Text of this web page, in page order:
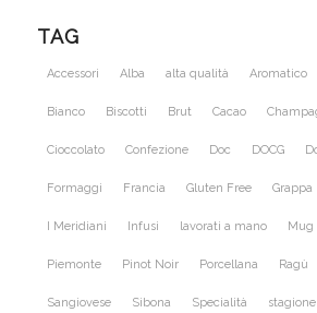
TAG
Accessori Alba alta qualità Aromatico
Bianco Biscotti Brut Cacao
Cioccolato Confezione Doc DOCG
Formaggi Francia Gluten Free Grappa
I Meridiani Infusi lavorati a mano Mug
Piemonte Pinot Noir Porcellana Ragù
Sangiovese Sibona Specialità stagione